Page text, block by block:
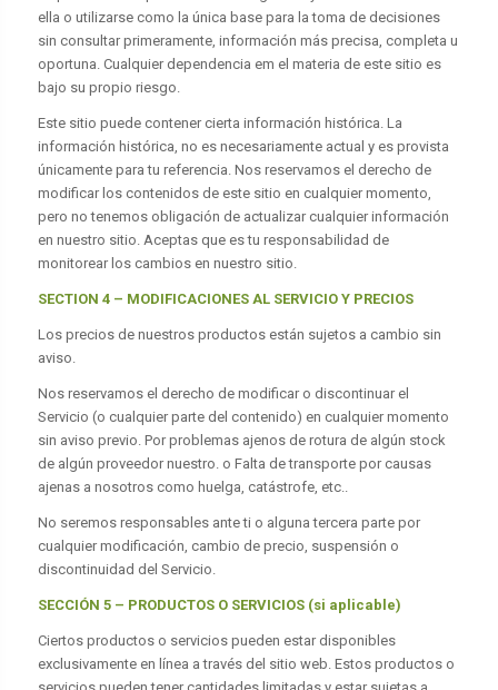
ella o utilizarse como la única base para la toma de decisiones
sin consultar primeramente, información más precisa, completa u
oportuna. Cualquier dependencia em el materia de este sitio es
bajo su propio riesgo.
Este sitio puede contener cierta información histórica. La
información histórica, no es necesariamente actual y es provista
únicamente para tu referencia. Nos reservamos el derecho de
modificar los contenidos de este sitio en cualquier momento,
pero no tenemos obligación de actualizar cualquier información
en nuestro sitio. Aceptas que es tu responsabilidad de
monitorear los cambios en nuestro sitio.
SECTION 4 – MODIFICACIONES AL SERVICIO Y PRECIOS
Los precios de nuestros productos están sujetos a cambio sin
aviso.
Nos reservamos el derecho de modificar o discontinuar el
Servicio (o cualquier parte del contenido) en cualquier momento
sin aviso previo. Por problemas ajenos de rotura de algún stock
de algún proveedor nuestro. o Falta de transporte por causas
ajenas a nosotros como huelga, catástrofe, etc..
No seremos responsables ante ti o alguna tercera parte por
cualquier modificación, cambio de precio, suspensión o
discontinuidad del Servicio.
SECCIÓN 5 – PRODUCTOS O SERVICIOS (si aplicable)
Ciertos productos o servicios pueden estar disponibles
exclusivamente en línea a través del sitio web. Estos productos o